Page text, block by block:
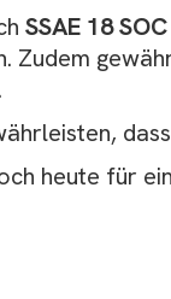
SSAE 18
Zudem
heute für